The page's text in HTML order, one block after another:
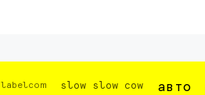
labelcom slow slow cow авто